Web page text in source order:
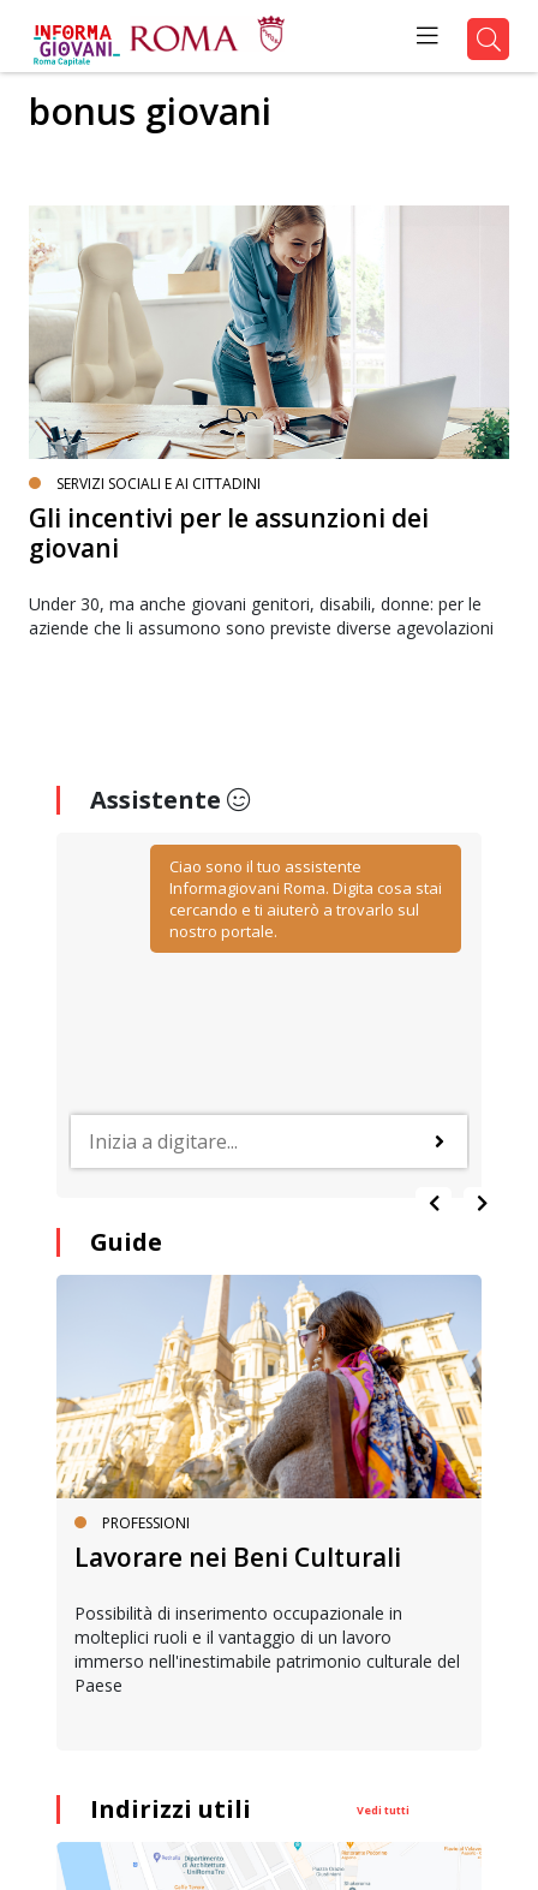
bonus giovani
SERVIZI SOCIALI E AI CITTADINI
Gli incentivi per le assunzioni dei
giovani
Under 30, ma anche giovani genitori, disabili, donne: per le
aziende che li assumono sono previste diverse agevolazioni
Assistente
Ciao sono il tuo assistente
Informagiovani Roma. Digita cosa stai
cercando e ti aiuterò a trovarlo sul
nostro portale.
Guide
PROFESSIONI
Lavorare nei Beni Culturali
Possibilità di inserimento occupazionale in
molteplici ruoli e il vantaggio di un lavoro
immerso nell'inestimabile patrimonio culturale del
Paese
Indirizzi utili Vedi tutti